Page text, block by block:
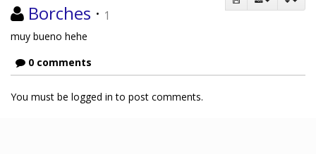
Borches · 1
muy bueno hehe
0 comments
You must be logged in to post comments.